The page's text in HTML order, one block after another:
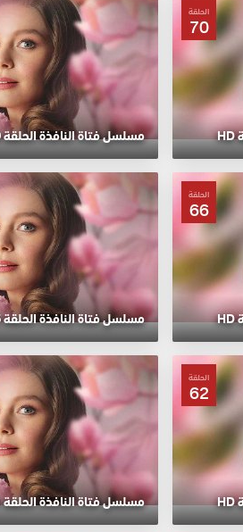
الحلقة
70
مسلسل فتاة النافذة الحلقة 69 مترجمة HD
الحلقة
66
مسلسل فتاة النافذة الحلقة 65 مترجمة HD
الحلقة
62
مسلسل فتاة النافذة الحلقة 61 مترجمة HD